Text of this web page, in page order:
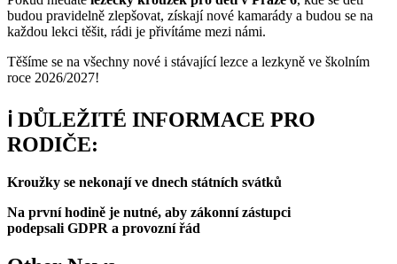
budou pravidelně zlepšovat, získají nové kamarády a budou se na
každou lekci těšit, rádi je přivítáme mezi námi.
Těšíme se na všechny nové i stávající lezce a lezkyně ve školním
roce 2026/2027!
ℹ️ DŮLEŽITÉ INFORMACE PRO
RODIČE:
Kroužky se nekonají ve dnech státních svátků
Na první hodině je nutné, aby zákonní zástupci
podepsali GDPR a provozní řád